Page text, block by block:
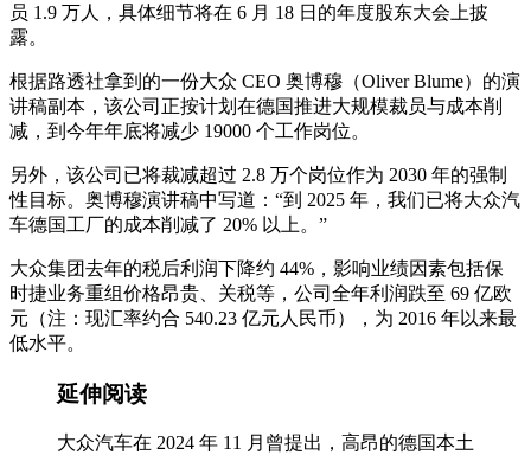
员 1.9 万人，具体细节将在 6 月 18 日的年度股东大会上披
露。
根据路透社拿到的一份大众 CEO 奥博穆（Oliver Blume）的演
讲稿副本，该公司正按计划在德国推进大规模裁员与成本削
减，到今年年底将减少 19000 个工作岗位。
另外，该公司已将裁减超过 2.8 万个岗位作为 2030 年的强制
性目标。奥博穆演讲稿中写道：“到 2025 年，我们已将大众汽
车德国工厂的成本削减了 20% 以上。”
大众集团去年的税后利润下降约 44%，影响业绩因素包括保
时捷业务重组价格昂贵、关税等，公司全年利润跌至 69 亿欧
元（注：现汇率约合 540.23 亿元人民币），为 2016 年以来最
低水平。
延伸阅读
大众汽车在 2024 年 11 月曾提出，高昂的德国本土